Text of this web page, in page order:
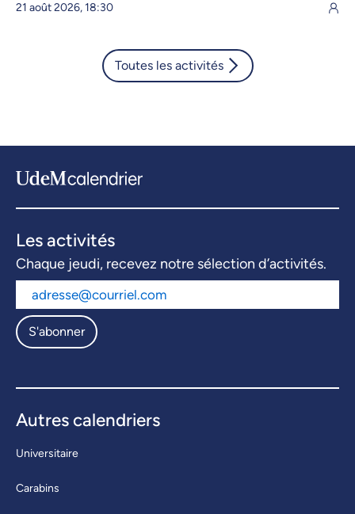
21 août 2026, 18:30
Toutes les activités
Les activités
Chaque jeudi, recevez notre sélection d’activités.
S'abonner
Autres calendriers
Universitaire
Carabins